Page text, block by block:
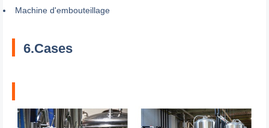
Machine d'embouteillage
6.Cases